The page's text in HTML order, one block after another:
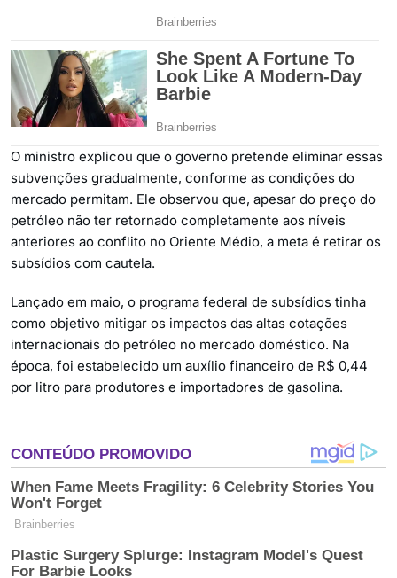
O ministro explicou que o governo pretende eliminar essas
subvenções gradualmente, conforme as condições do
mercado permitam. Ele observou que, apesar do preço do
petróleo não ter retornado completamente aos níveis
anteriores ao conflito no Oriente Médio, a meta é retirar os
subsídios com cautela.
Lançado em maio, o programa federal de subsídios tinha
como objetivo mitigar os impactos das altas cotações
internacionais do petróleo no mercado doméstico. Na
época, foi estabelecido um auxílio financeiro de R$ 0,44
por litro para produtores e importadores de gasolina.